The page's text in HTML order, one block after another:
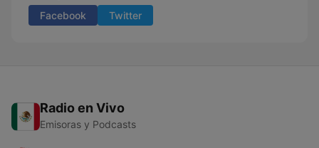
Facebook Twitter
Radio en Vivo
Emisoras y Podcasts